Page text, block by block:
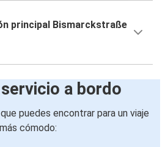
principal Bismarckstraße
a bordo
puedes encontrar para un viaje
más cómodo: